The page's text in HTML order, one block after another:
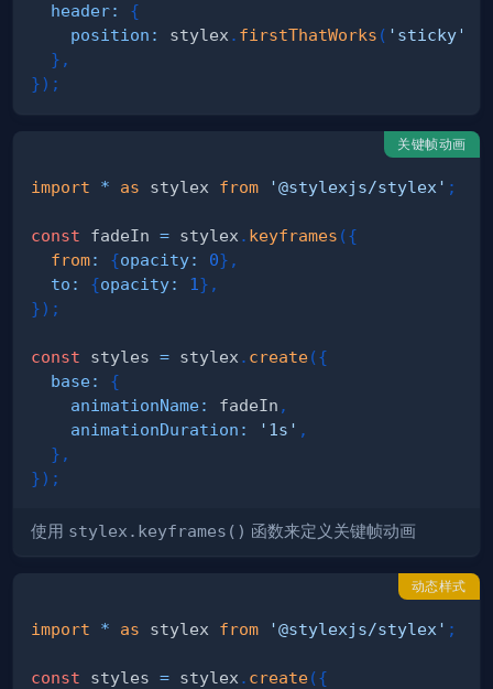
header:
{
position : stylex . firstThatWorks ( 'sticky'
} ,
}) ;
关键帧动画
import * as stylex from '@stylexjs/stylex' ;
const fadeIn = stylex . keyframes ({
from: {opacity: 0} ,
to : {opacity: 1 } ,
}) ;
const styles = stylex . create({
base:
{
animationName: fadeIn ,
animationDuration : '1s' ,
} ,
}) ;
使用 stylex.keyframes() 函数来定义关键帧动画
动态样式
import * as stylex from '@stylexjs/stylex' ;
const styles = stylex . create({